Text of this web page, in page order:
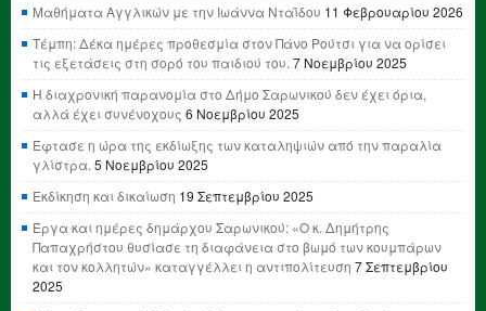
Μαθήματα Αγγλικών με την Ιωάννα Νταΐδου 11 Φεβρουαρίου 2026
Τέμπη: Δέκα ημέρες προθεσμία στον Πάνο Ρούτσι για να ορίσει
τις εξετάσεις στη σορό του παιδιού του. 7 Νοεμβρίου 2025
Η διαχρονική παρανομία στο Δήμο Σαρωνικού δεν έχει όρια,
αλλά έχει συνένοχους 6 Νοεμβρίου 2025
Έφτασε η ώρα της εκδίωξης των καταληψιών από την παραλία
γλίστρα. 5 Νοεμβρίου 2025
Εκδίκηση και δικαίωση 19 Σεπτεμβρίου 2025
Έργα και ημέρες δημάρχου Σαρωνικού: «Ο κ. Δημήτρης
Παπαχρήστου θυσίασε τη διαφάνεια στο βωμό των κουμπάρων
και τον κολλητών» καταγγέλλει η αντιπολίτευση 7 Σεπτεμβρίου
2025